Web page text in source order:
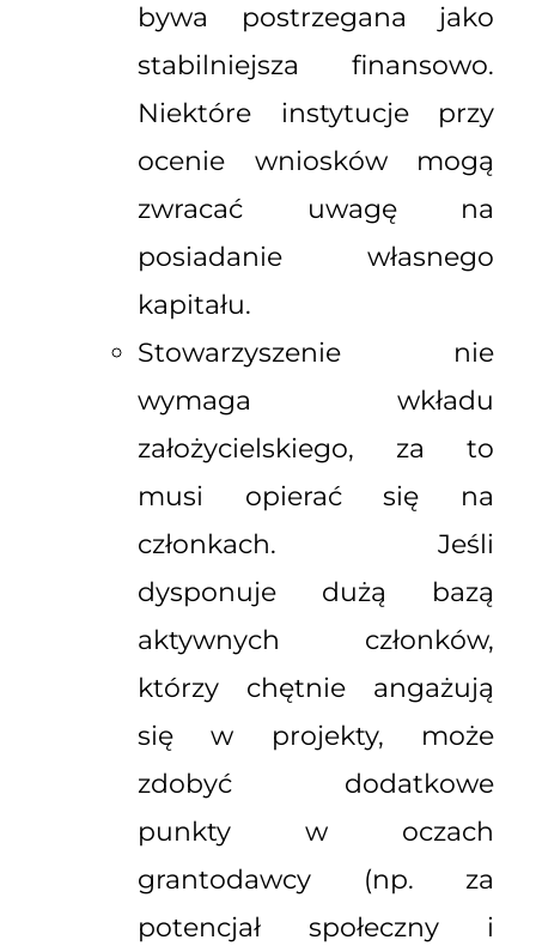
bywa postrzegana jako
stabilniejsza finansowo.
Niektóre instytucje przy
ocenie wniosków mogą
zwracać uwagę na
posiadanie własnego
kapitału.
Stowarzyszenie nie
wymaga wkładu
założycielskiego, za to
musi opierać się na
członkach. Jeśli
dysponuje dużą bazą
aktywnych członków,
którzy chętnie angażują
się w projekty, może
zdobyć dodatkowe
punkty w oczach
grantodawcy (np. za
potencjał społeczny i